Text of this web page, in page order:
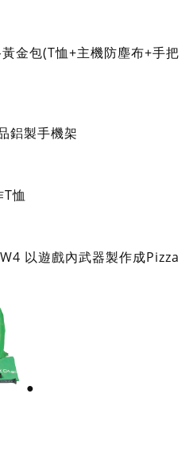
金包(T恤+主機防塵布+手把
鋁製手機架
恤
以遊戲內武器製作成Pizza
●